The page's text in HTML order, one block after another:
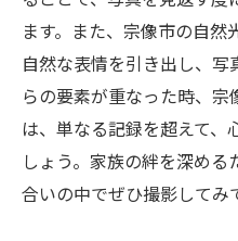
ます。また、宗像市の自
自然な表情を引き出し、
らの要素が重なった時、
は、単なる記録を超えて、
しょう。家族の絆を深め
合いの中でぜひ撮影してみ